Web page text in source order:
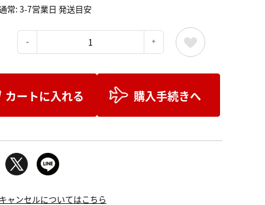
常: 3-7営業日 発送目安
カートに入れる 購入手続きへ
ャンセルについてはこちら